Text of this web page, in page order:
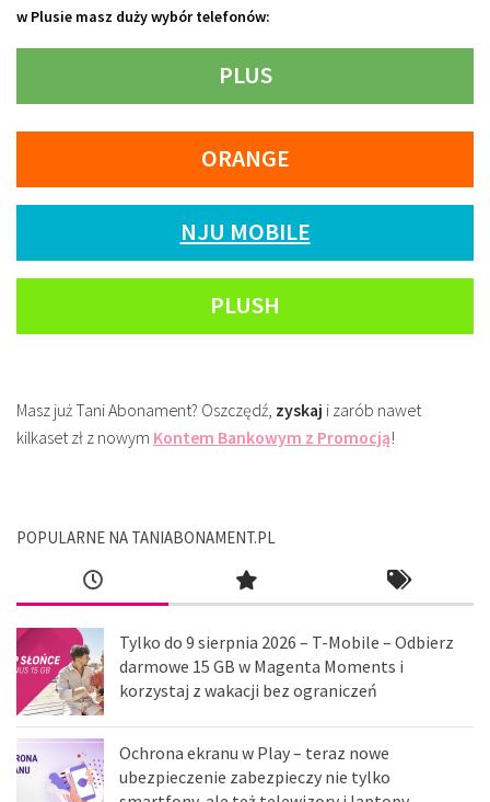
w Plusie masz duży wybór telefonów:
PLUS
ORANGE
NJU MOBILE
PLUSH
Masz już Tani Abonament? Oszczędź, zyskaj i zarób nawet
kilkaset zł z nowym Kontem Bankowym z Promocją!
POPULARNE NA TANIABONAMENT.PL
Tylko do 9 sierpnia 2026 – T-Mobile – Odbierz
darmowe 15 GB w Magenta Moments i
korzystaj z wakacji bez ograniczeń
Ochrona ekranu w Play – teraz nowe
ubezpieczenie zabezpieczy nie tylko